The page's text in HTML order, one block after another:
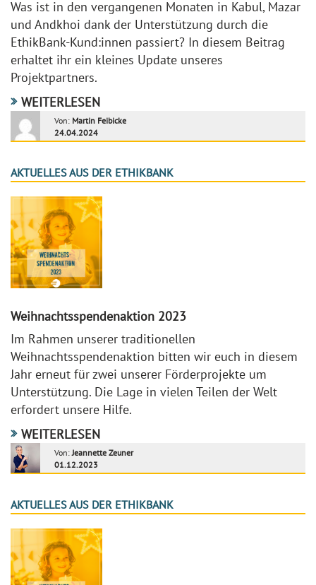
Was ist in den vergangenen Monaten in Kabul, Mazar
und Andkhoi dank der Unterstützung durch die
EthikBank-Kund:innen passiert? In diesem Beitrag
erhaltet ihr ein kleines Update unseres
Projektpartners.
WEITERLESEN
Von: Martin Feibicke
24.04.2024
AKTUELLES AUS DER ETHIKBANK
Weihnachtsspendenaktion 2023
Im Rahmen unserer traditionellen
Weihnachtsspendenaktion bitten wir euch in diesem
Jahr erneut für zwei unserer Förderprojekte um
Unterstützung. Die Lage in vielen Teilen der Welt
erfordert unsere Hilfe.
WEITERLESEN
Von: Jeannette Zeuner
01.12.2023
AKTUELLES AUS DER ETHIKBANK